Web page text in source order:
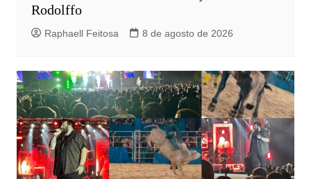
Rodolffo
Raphaell Feitosa 8 de agosto de 2026